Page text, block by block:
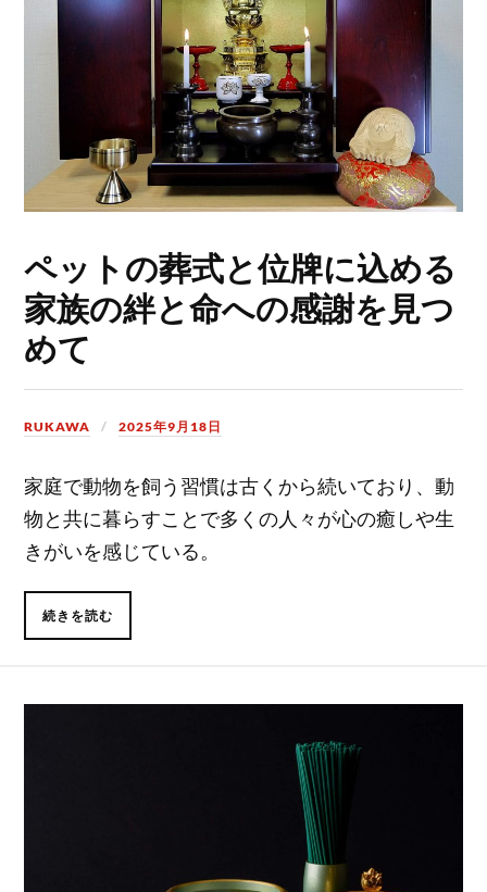
ペットの葬式と位牌に込める
家族の絆と命への感謝を見つ
めて
RUKAWA 2025年9月18日
家庭で動物を飼う習慣は古くから続いており、動
物と共に暮らすことで多くの人々が心の癒しや生
きがいを感じている。
続きを読む